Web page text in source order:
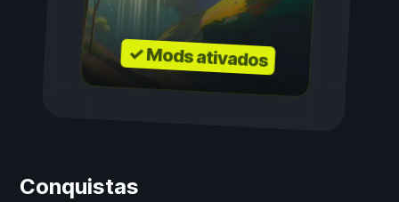
✓ Mods ativados
Conquistas